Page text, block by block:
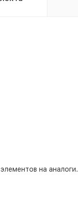
на аналоги.